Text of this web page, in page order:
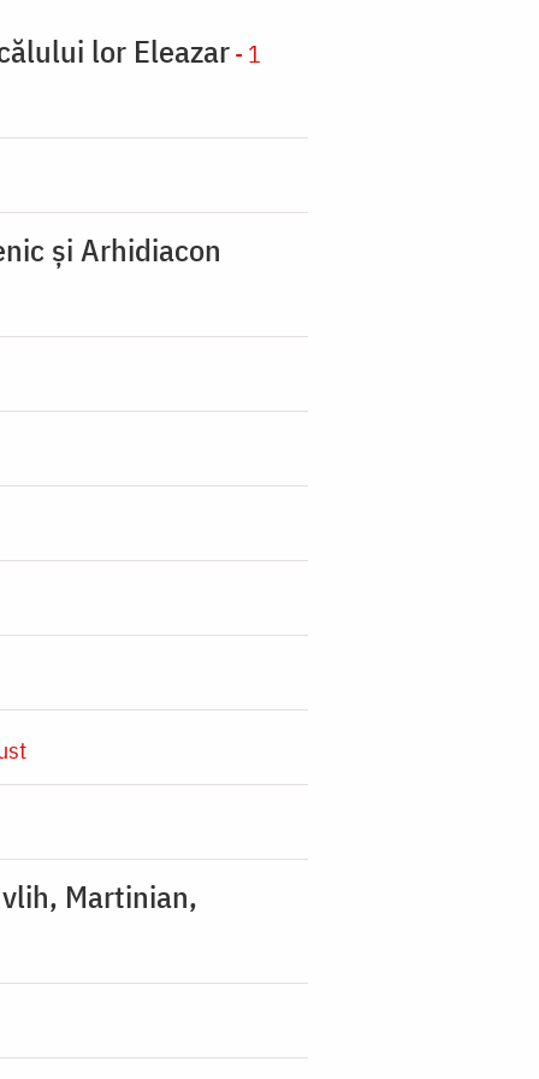
lor Eleazar- 1
şi Arhidiacon
Martinian,